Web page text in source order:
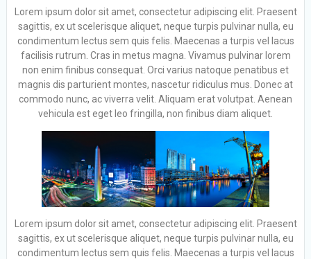
Lorem ipsum dolor sit amet, consectetur adipiscing elit. Praesent
sagittis, ex ut scelerisque aliquet, neque turpis pulvinar nulla, eu
condimentum lectus sem quis felis. Maecenas a turpis vel lacus
facilisis rutrum. Cras in metus magna. Vivamus pulvinar lorem
non enim finibus consequat. Orci varius natoque penatibus et
magnis dis parturient montes, nascetur ridiculus mus. Donec at
commodo nunc, ac viverra velit. Aliquam erat volutpat. Aenean
vehicula est eget leo fringilla, non finibus diam aliquet.
Lorem ipsum dolor sit amet, consectetur adipiscing elit. Praesent
sagittis, ex ut scelerisque aliquet, neque turpis pulvinar nulla, eu
condimentum lectus sem quis felis. Maecenas a turpis vel lacus